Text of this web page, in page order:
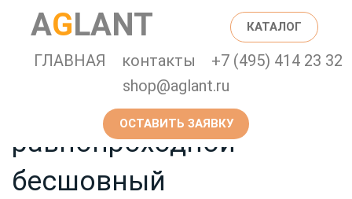
AGLANT КАТАЛОГ
ГЛАВНАЯ контакты
+7 (495) 414 23 32
shop@aglant.ru
ОСТАВИТЬ ЗАЯВКУ
Тройник нержавеющий
AISI 304 Дн 159
равнопроходной
бесшовный